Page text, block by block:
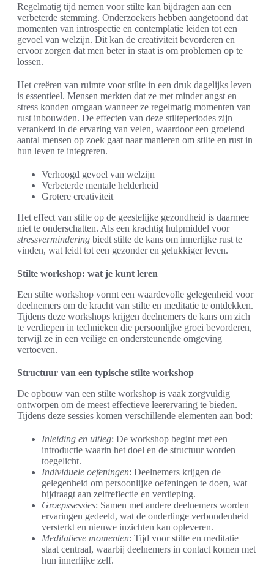
Regelmatig tijd nemen voor stilte kan bijdragen aan een
verbeterde stemming. Onderzoekers hebben aangetoond dat
momenten van introspectie en contemplatie leiden tot een
gevoel van welzijn. Dit kan de creativiteit bevorderen en
ervoor zorgen dat men beter in staat is om problemen op te
lossen.
Het creëren van ruimte voor stilte in een druk dagelijks leven
is essentieel. Mensen merkten dat ze met minder angst en
stress konden omgaan wanneer ze regelmatig momenten van
rust inbouwden. De effecten van deze stilteperiodes zijn
verankerd in de ervaring van velen, waardoor een groeiend
aantal mensen op zoek gaat naar manieren om stilte en rust in
hun leven te integreren.
Verhoogd gevoel van welzijn
Verbeterde mentale helderheid
Grotere creativiteit
Het effect van stilte op de geestelijke gezondheid is daarmee
niet te onderschatten. Als een krachtig hulpmiddel voor
stressvermindering biedt stilte de kans om innerlijke rust te
vinden, wat leidt tot een gezonder en gelukkiger leven.
Stilte workshop: wat je kunt leren
Een stilte workshop vormt een waardevolle gelegenheid voor
deelnemers om de kracht van stilte en meditatie te ontdekken.
Tijdens deze workshops krijgen deelnemers de kans om zich
te verdiepen in technieken die persoonlijke groei bevorderen,
terwijl ze in een veilige en ondersteunende omgeving
vertoeven.
Structuur van een typische stilte workshop
De opbouw van een stilte workshop is vaak zorgvuldig
ontworpen om de meest effectieve leerervaring te bieden.
Tijdens deze sessies komen verschillende elementen aan bod:
Inleiding en uitleg: De workshop begint met een
introductie waarin het doel en de structuur worden
toegelicht.
Individuele oefeningen: Deelnemers krijgen de
gelegenheid om persoonlijke oefeningen te doen, wat
bijdraagt aan zelfreflectie en verdieping.
Groepssessies: Samen met andere deelnemers worden
ervaringen gedeeld, wat de onderlinge verbondenheid
versterkt en nieuwe inzichten kan opleveren.
Meditatieve momenten: Tijd voor stilte en meditatie
staat centraal, waarbij deelnemers in contact komen met
hun innerlijke zelf.